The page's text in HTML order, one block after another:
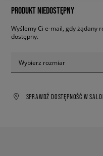
PRODUKT NIEDOSTĘPNY
Wyślemy Ci e-mail, gdy żądany
dostępny.
Wybierz rozmiar
SPRAWDŹ DOSTĘPNOŚĆ W